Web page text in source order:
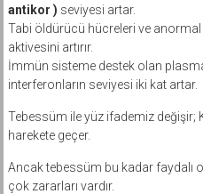
antikor ) seviyesi artar.
Tabi öldürücü hücreleri ve
aktivesini artırır.
İmmün sisteme destek olan
interferonların seviyesi iki kat artar.
Tebessüm ile yüz ifademiz değişir;
harekete geçer.
Ancak tebessüm bu kadar faydalı
çok zararları vardır.